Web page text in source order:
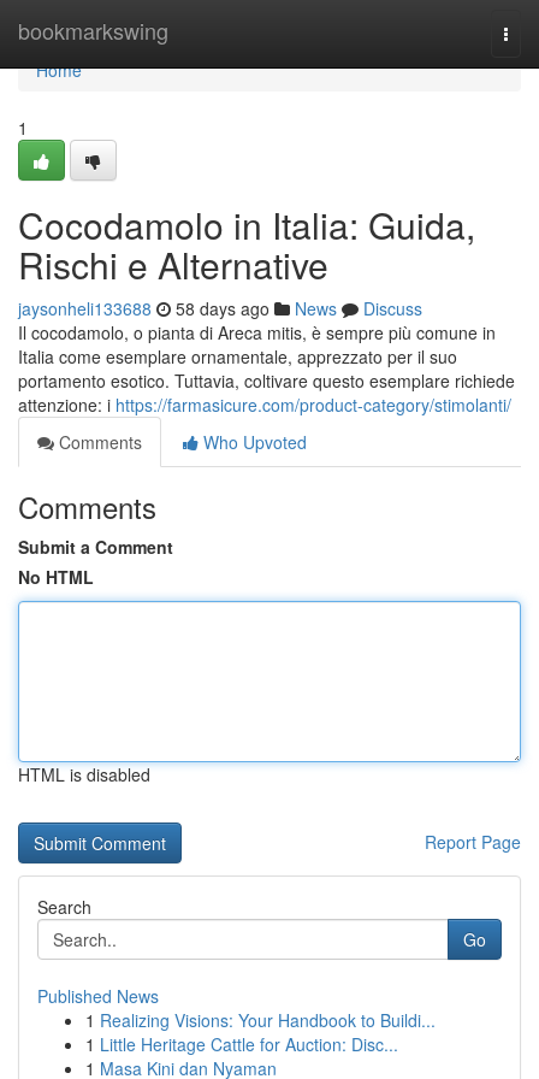
bookmarkswing
Home
Home
1
Cocodamolo in Italia: Guida,
Rischi e Alternative
jaysonheli133688 58 days ago News
Discuss
Il cocodamolo, o pianta di Areca mitis, è sempre più comune in
Italia come esemplare ornamentale, apprezzato per il suo
portamento esotico. Tuttavia, coltivare questo esemplare richiede
attenzione: i https://farmasicure.com/product-category/stimolanti/
Comments
Who Upvoted
Comments
Submit a Comment
No HTML
HTML is disabled
Report Page
Search
Go
Published News
1 Realizing Visions: Your Handbook to Buildi...
1 Little Heritage Cattle for Auction: Disc...
1 Masa Kini dan Nyaman